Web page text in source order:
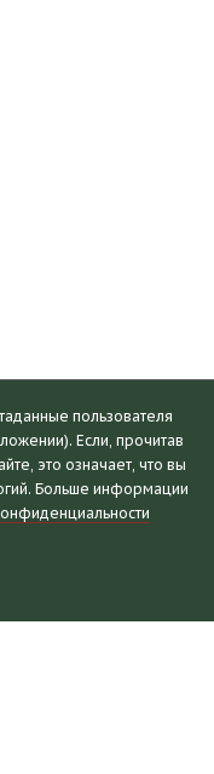
пользователя
Если, прочитав
это означает, что вы
Больше информации